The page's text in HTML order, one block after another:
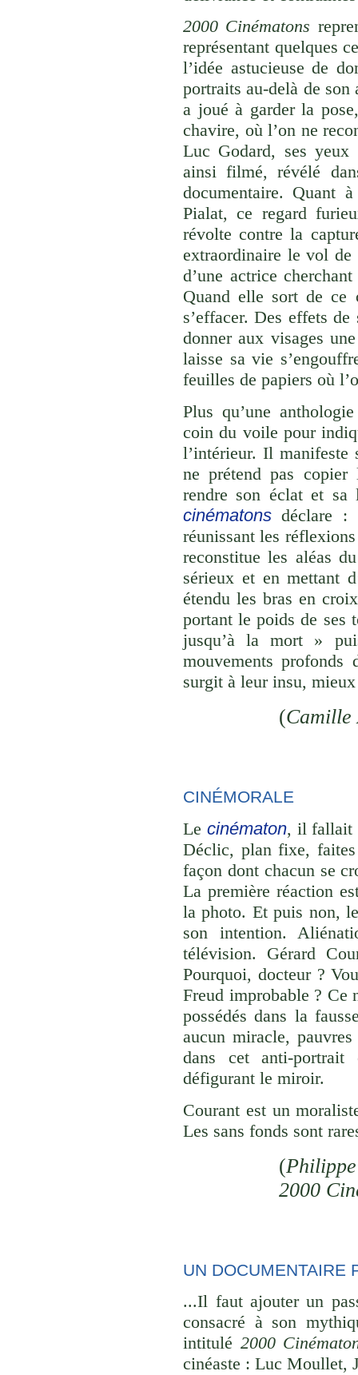
2000 Cinématons
représentant quelques
l’idée astucieuse de
portraits au-delà de
a joué à garder la
chavire, où l’on ne
Luc Godard, ses yeux
ainsi filmé, révélé
documentaire. Quant
Pialat, ce regard
révolte contre la
extraordinaire le vol de
d’une actrice
Quand elle sort de ce
s’effacer. Des effets
donner aux visages
laisse sa vie
feuilles de papiers où
Plus qu’une
coin du voile pour
l’intérieur. Il
ne prétend pas
rendre son éclat et sa
cinématons déclare :
réunissant les
reconstitue les aléas
sérieux et en mettant
étendu les bras en
portant le poids de ses
jusqu’à la mort »
mouvements
surgit à leur insu,
(Camille
CINÉMORALE
Le cinématon, il fallait
Déclic, plan fixe,
façon dont chacun se
La première réaction
la photo. Et puis non,
son intention.
télévision. Gérard
Pourquoi, docteur ?
Freud improbable ? Ce
possédés dans la
aucun miracle,
dans cet anti-
défigurant le miroir.
Courant est un
Les sans fonds sont
(
2000
UN DOCUMENTAIRE
...Il faut ajouter un
consacré à son
intitulé 2000
cinéaste : Luc Moullet,